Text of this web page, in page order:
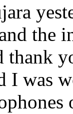
the
thank
I was